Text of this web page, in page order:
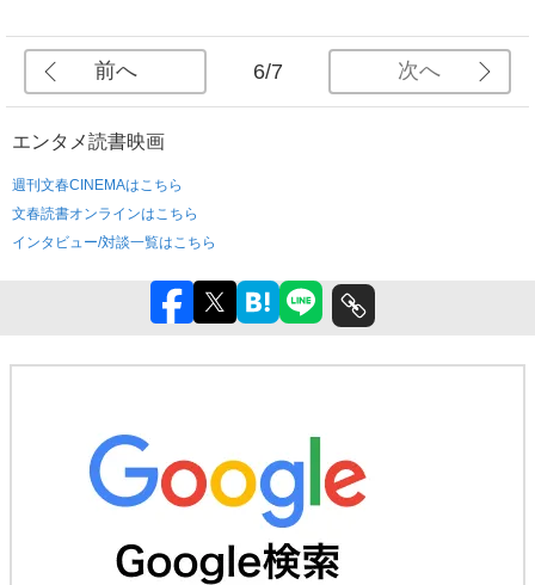
前へ 6/7 次へ
エンタメ読書映画
週刊文春CINEMAはこちら
文春読書オンラインはこちら
インタビュー/対談一覧はこちら